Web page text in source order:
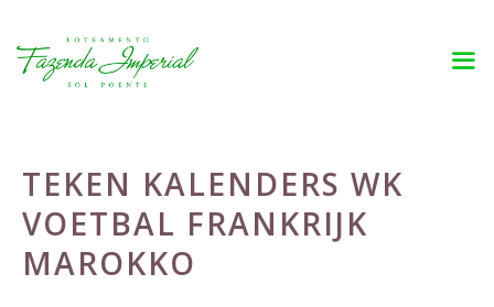
Skip
TEKEN KALENDERS WK
VOETBAL FRANKRIJK
MAROKKO